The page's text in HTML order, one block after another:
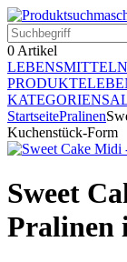
0 Artikel
LEBENSMITTEL
PRODUKTE
KATEGORIEN
StartseitePralinen
Kuchenstück-Form
Sweet
Pralinen